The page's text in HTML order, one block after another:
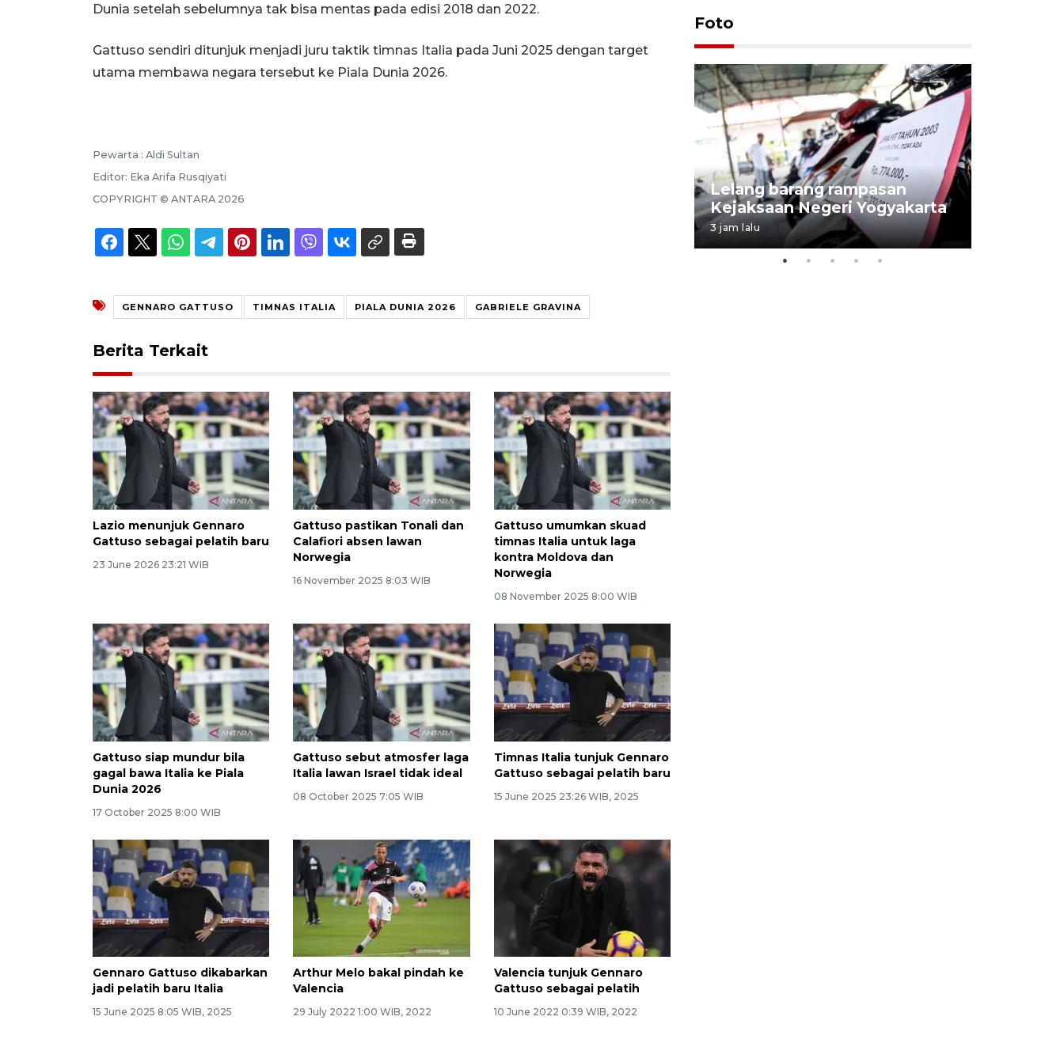
Dunia setelah sebelumnya tak bisa mentas pada edisi 2018 dan 2022.
Gattuso sendiri ditunjuk menjadi juru taktik timnas Italia pada Juni 2025 dengan target
utama membawa negara tersebut ke Piala Dunia 2026.
Pewarta : Aldi Sultan
Editor: Eka Arifa Rusqiyati
COPYRIGHT © ANTARA 2026
GENNARO GATTUSO TIMNAS ITALIA PIALA DUNIA 2026 GABRIELE GRAVINA
Berita Terkait
Lazio menunjuk Gennaro
Gattuso sebagai pelatih baru
23 June 2026 23:21 WIB
Gattuso pastikan Tonali dan
Calafiori absen lawan
Norwegia
16 November 2025 8:03 WIB
Gattuso umumkan skuad
timnas Italia untuk laga
kontra Moldova dan
Norwegia
08 November 2025 8:00 WIB
Gattuso siap mundur bila
gagal bawa Italia ke Piala
Dunia 2026
17 October 2025 8:00 WIB
Gattuso sebut atmosfer laga
Italia lawan Israel tidak ideal
08 October 2025 7:05 WIB
Timnas Italia tunjuk Gennaro
Gattuso sebagai pelatih baru
15 June 2025 23:26 WIB, 2025
Gennaro Gattuso dikabarkan
jadi pelatih baru Italia
15 June 2025 8:05 WIB, 2025
Arthur Melo bakal pindah ke
Valencia
29 July 2022 1:00 WIB, 2022
Valencia tunjuk Gennaro
Gattuso sebagai pelatih
10 June 2022 0:39 WIB, 2022
Foto
Lelang barang rampasan
Kejaksaan Negeri Yogyakarta
3 jam lalu